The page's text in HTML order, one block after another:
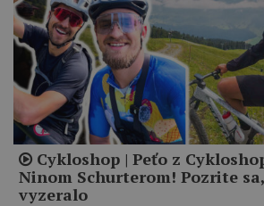
Cykloshop | Peťo z
Ninom Schurterom! Pozrite
vyzeralo